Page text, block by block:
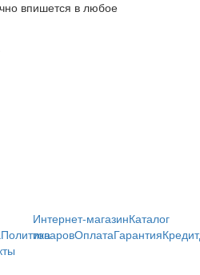
впишется в любое
Политика
Интернет-магазинКаталог
товаровОплатаГарантияКредит